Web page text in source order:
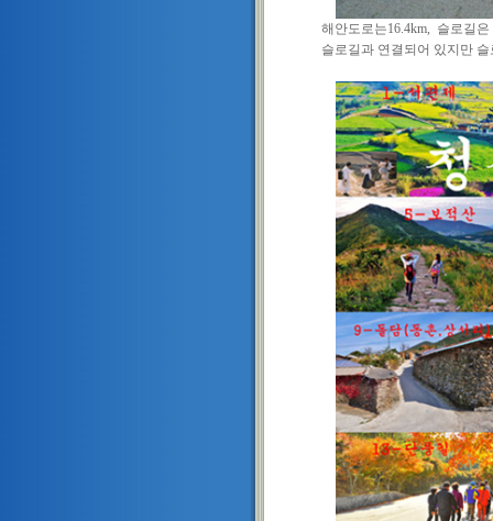
해안도로는16.4km, 슬로길은
슬로길과 연결되어 있지만 슬